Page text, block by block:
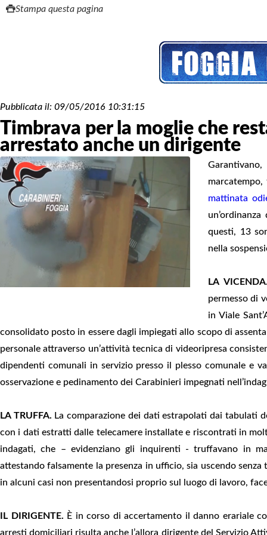
Stampa questa pagina
Pubblicata il: 09/05/2016 10:31:15
Timbrava per la moglie che
arrestato anche un dirigente
mattinata
questi, 13
nella
LA
permesso di
in Viale
consolidato posto in essere dagli impiegati allo scopo di
personale attraverso un’attività tecnica di videoripresa
dipendenti comunali in servizio presso il plesso comunale e
osservazione e pedinamento dei Carabinieri impegnati
LA TRUFFA. La comparazione dei dati estrapolati dai tabulati
con i dati estratti dalle telecamere installate e riscontrati in
indagati, che – evidenziano gli inquirenti - truffavano in
attestando falsamente la presenza in ufficio, sia uscendo
in alcuni casi non presentandosi proprio sul luogo di lavoro,
IL DIRIGENTE. È in corso di accertamento il danno erariale
arresti domiciliari risulta anche l’allora dirigente del Servizio